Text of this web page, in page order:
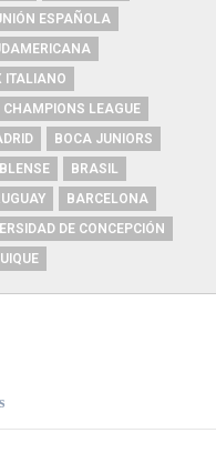
ESPAÑOLA
ITALIANO
CHAMPIONS LEAGUE
BOCA JUNIORS
BRASIL
BARCELONA
DE CONCEPCIÓN